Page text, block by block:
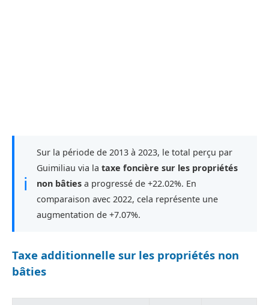
ℹ
Sur la période de 2013 à 2023, le total perçu par
Guimiliau via la taxe foncière sur les propriétés
non bâties a progressé de +22.02%. En
comparaison avec 2022, cela représente une
augmentation de +7.07%.
Taxe additionnelle sur les propriétés non
bâties